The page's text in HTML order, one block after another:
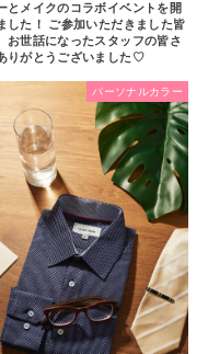
とメイクのコラボイベントを開
した！ ご参加いただきました皆
お世話になったスタッフの皆さ
りがとうございました♡
パーソナルカラー